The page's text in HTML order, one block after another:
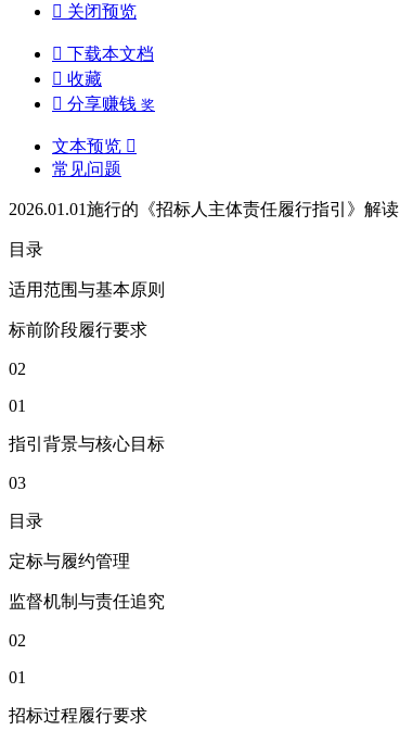
 关闭预览
 下载本文档
 收藏
 分享赚钱 奖
文本预览 
常见问题
2026.01.01施行的《招标人主体责任履行指引》解读
目录
适用范围与基本原则
标前阶段履行要求
02
01
指引背景与核心目标
03
目录
定标与履约管理
监督机制与责任追究
02
01
招标过程履行要求